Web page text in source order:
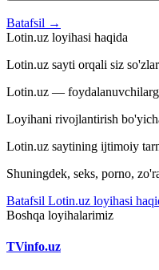
Batafsil →
Lotin.uz loyihasi haqida
Lotin.uz sayti orqali siz
Lotin.uz —
Loyihani rivojlantirish
Lotin.uz saytining ijtimoiy
Shuningdek, seks, porno,
Batafsil Lotin.uz loyihasi
Boshqa loyihalarimiz
TVinfo.uz